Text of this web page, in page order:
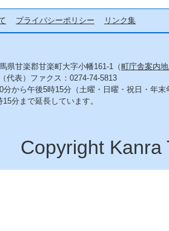
プライバシーポリシー リンク集
県甘楽郡甘楽町大字小幡161-1（町庁舎案内
代表）ファクス：0274-74-5813
分から午後5時15分（土曜・日曜・祝日・年末
分まで延長しています。
Copyright Kanra